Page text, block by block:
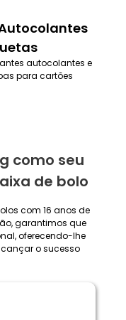
autocolantes e
para cartões
como seu
de bolo
com 16 anos de
garantimos que
oferecendo-lhe
o sucesso